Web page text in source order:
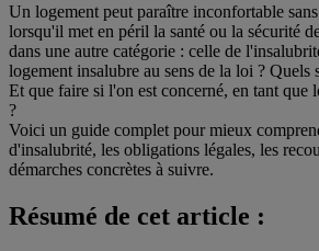
Un logement peut paraître inconfortable
lorsqu'il met en péril la santé ou la sécurité
dans une autre catégorie : celle de
logement insalubre au sens de la loi ? Quels
Et que faire si l'on est concerné, en tant que
?
Voici un guide complet pour mieux
d'insalubrité, les obligations légales, les
démarches concrètes à suivre.
Résumé de cet article :